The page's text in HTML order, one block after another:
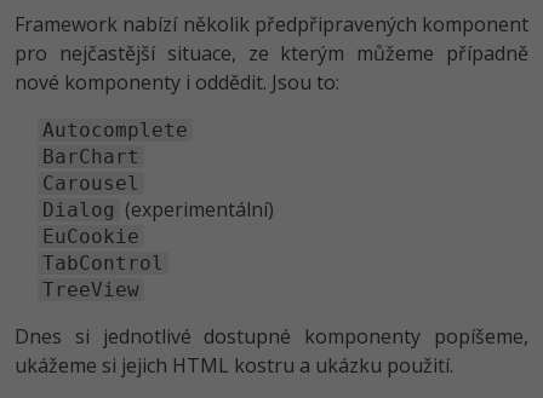
Umělá inteligence
HTML5, CSS3, Bootstrap, SEO
SQL a databáze
Testování a verzování
UML a návrhové vzory
React
C# .NET
Java
PHP
JavaScript
Python
HTML / CSS
UML a návrhové vzory
Front-end developer
Vývojář mobilních aplikací
Specialista na AI a bigdata
C# Game developer
Webdesigner
Tester
Systémový administrátor
C#.NET -80%
Python -80%
JavaScript
PHP -80%
C++ -80%
Swift
Kotlin -80%
Framework nabízí několik předpřipravených komponent
pro nejčastější situace, ze kterým můžeme případně
nové komponenty i oddědit. Jsou to:
Autocomplete
BarChart
Carousel
Dialog (experimentální)
EuCookie
TabControl
TreeView
Dnes si jednotlivé dostupné komponenty popíšeme,
ukážeme si jejich HTML kostru a ukázku použití.